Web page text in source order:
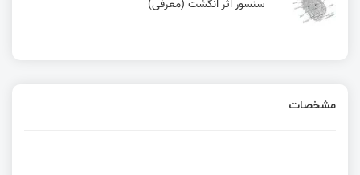
سنسور اثر انگشت (معرفی)
مشخصات